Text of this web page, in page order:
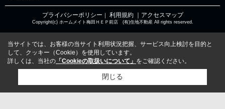
プライバシーポリシー ｜ 利用規約 ｜アクセスマップ
Copyright(c) ホームメイト梅田ＨＥＰ前店 (有)住地不動産 All rights reserved.
当サイトでは、お客様の当サイト利用状況把握、サービス向上検討を目的と
して、クッキー（Cookie）を使用しています。
詳しくは、当社の 「Cookieの取扱いについて」 をご確認ください。
閉じる